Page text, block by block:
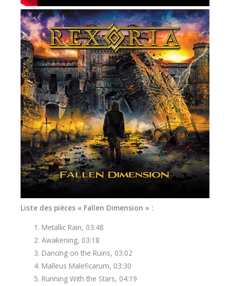
Liste des pièces « Fallen Dimension » :
Metallic Rain, 03:48
Awakening, 03:18
Dancing on the Ruins, 03:02
Malleus Maleficarum, 03:30
Running With the Stars, 04:19